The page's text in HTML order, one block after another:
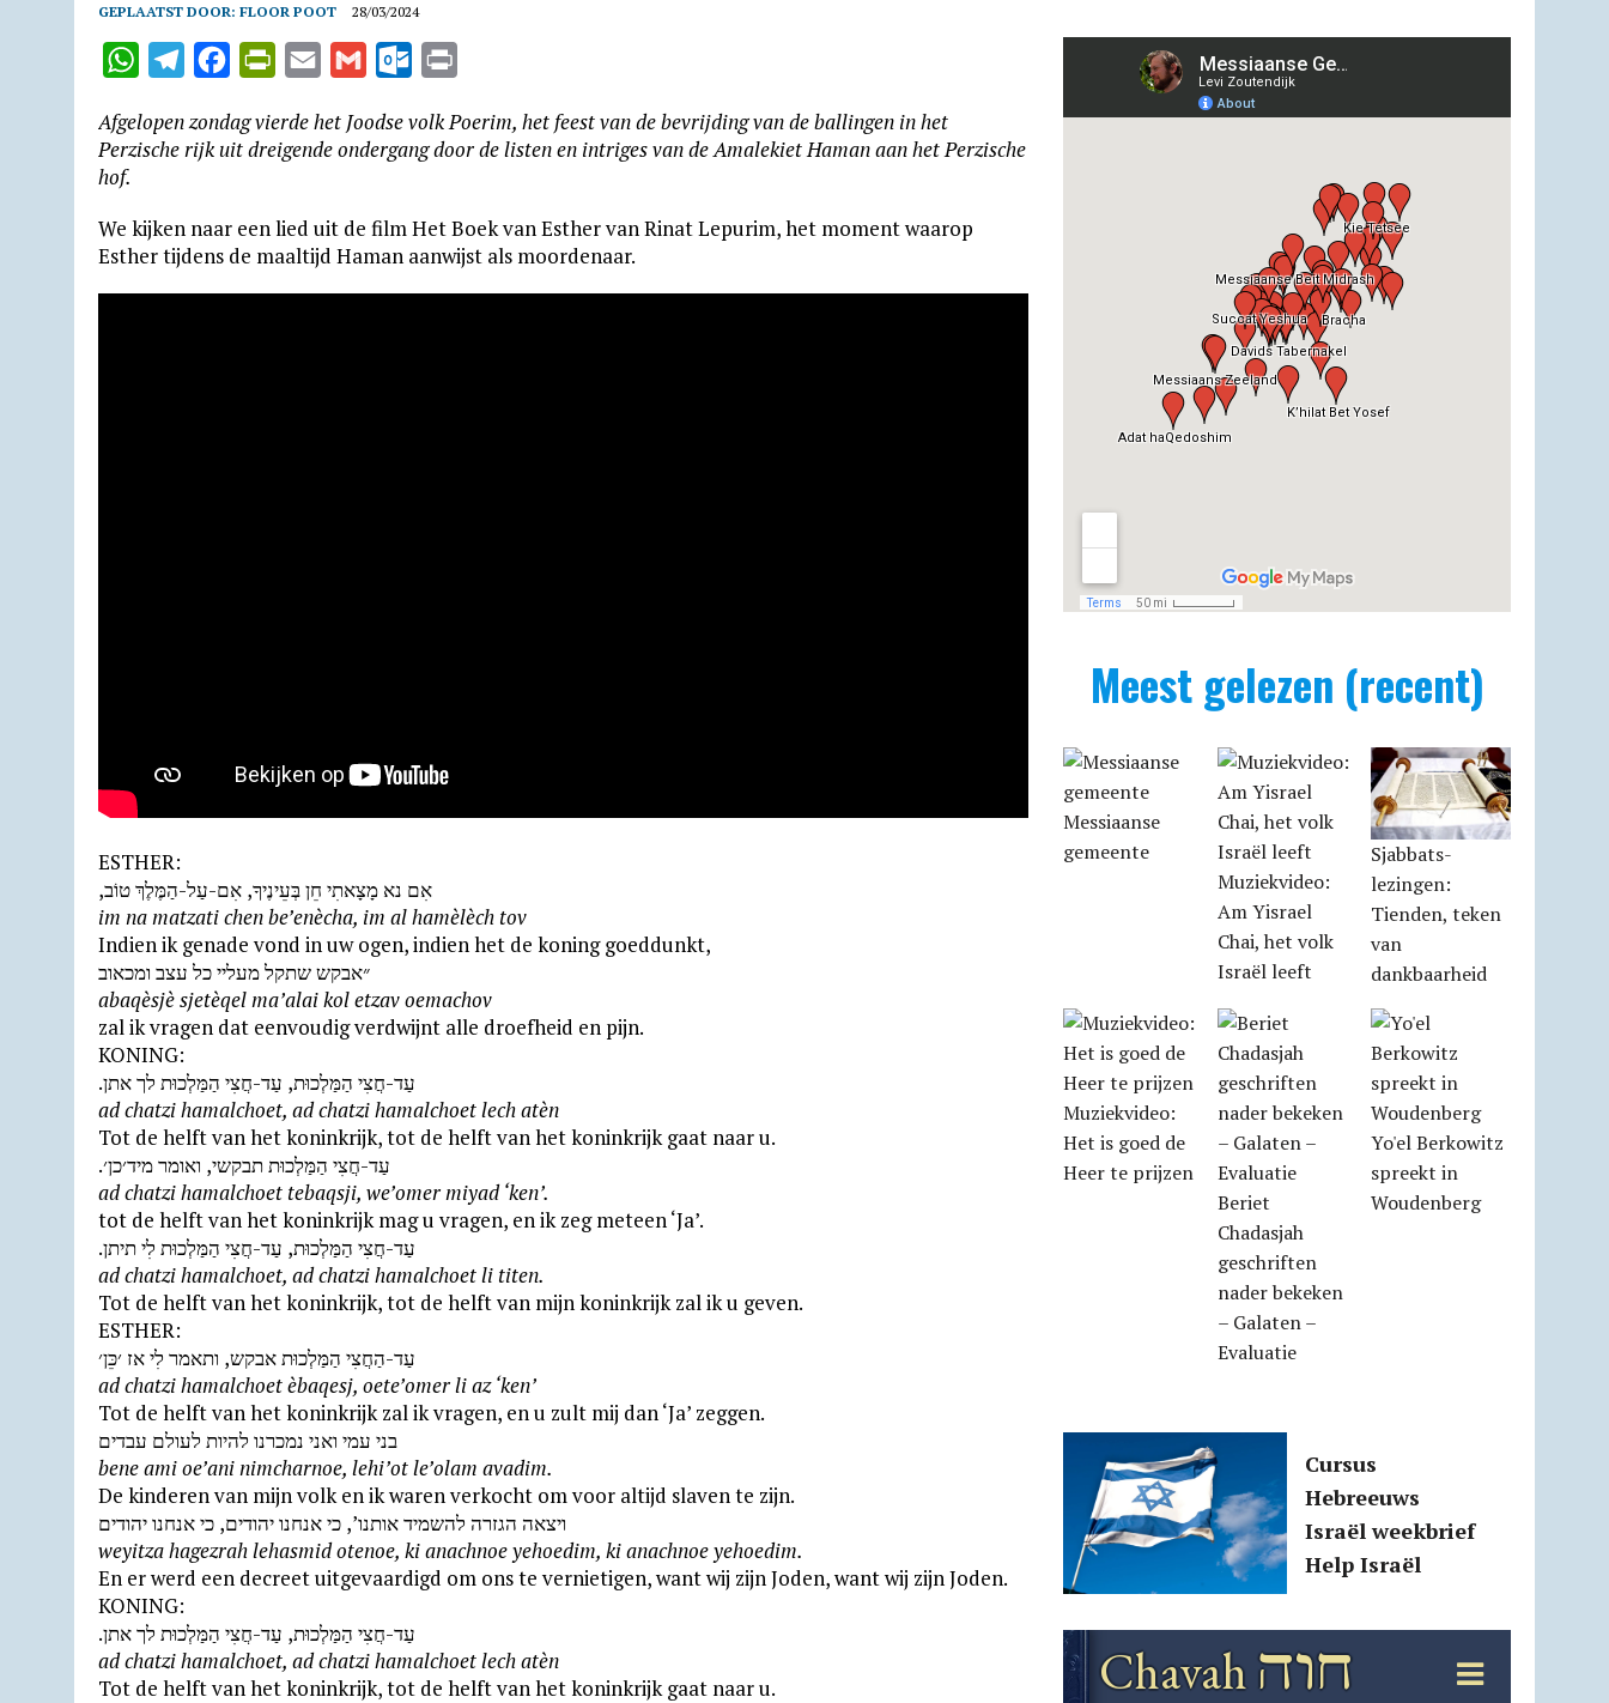
GEPLAATST DOOR: FLOOR POOT 28/03/2024
W
a
A
T
l
r
c
o
i
n
F
a
a
t
l
o
i
Afgelopen zondag vierde het Joodse volk Poerim, het feest van de bevrijding van de ballingen in het
Perzische rijk uit dreigende onder­gang door de listen en intriges van de Amalekiet Haman aan het Perzische
hof.
We kijken naar een lied uit de film Het Boek van Esther van Rinat Lepurim, het moment waarop
Esther tijdens de maaltijd Haman aanwijst als moordenaar.
ESTHER:
,אִם נא מָצָאתִי חֵן בְּעֵינֶיךָ, אִם-עַל-הַמֶּלֶךְ טוֹב
im na matzati chen be’enècha, im al hamèlèch tov
Indien ik genade vond in uw ogen, indien het de koning goeddunkt,
״אבקש שתקל מעליי כל עצב ומכאוב
abaqèsjè sjetèqel ma’alai kol etzav oemachov
zal ik vragen dat eenvoudig verdwijnt alle droefheid en pijn.
KONING:
.עַד-חֲצִי הַמַּלְכוּת, עַד-חֲצִי הַמַּלְכוּת לך אתן
ad chatzi hamalchoet, ad chatzi hamalchoet lech atèn
Tot de helft van het koninkrijk, tot de helft van het koninkrijk gaat naar u.
.עַד-חֲצִי הַמַּלְכוּת תבקשי, ואומר מיד׳כן׳
ad chatzi hamalchoet tebaqsji, we’omer miyad ‘ken’.
tot de helft van het koninkrijk mag u vragen, en ik zeg meteen ‘Ja’.
.עַד-חֲצִי הַמַּלְכוּת, עַד-חֲצִי הַמַּלְכוּת לִי תיתן
ad chatzi hamalchoet, ad chatzi hamalchoet li titen.
Tot de helft van het koninkrijk, tot de helft van mijn koninkrijk zal ik u geven.
ESTHER:
עַד-הַחֲצִי הַמַּלְכוּת אבקש, ותאמר לִי אז ׳כֵּן׳
ad chatzi hamalchoet èbaqesj, oete’omer li az ‘ken’
Tot de helft van het koninkrijk zal ik vragen, en u zult mij dan ‘Ja’ zeggen.
בני עמי ואני נמכרנו להיות לעולם עבדים
bene ami oe’ani nimcharnoe, lehi’ot le’olam avadim.
De kinderen van mijn volk en ik waren verkocht om voor altijd slaven te zijn.
ויצאה הגזרה להשמיד אותנו’, כי אנחנו יהודים, כי אנחנו יהודים
weyitza hagezrah lehasmid otenoe, ki anachnoe yehoedim, ki anachnoe yehoedim.
En er werd een decreet uitgevaardigd om ons te vernietigen, want wij zijn Joden, want wij zijn Joden.
KONING:
.עַד-חֲצִי הַמַּלְכוּת, עַד-חֲצִי הַמַּלְכוּת לך אתן
ad chatzi hamalchoet, ad chatzi hamalchoet lech atèn
Tot de helft van het koninkrijk, tot de helft van het koninkrijk gaat naar u.
Meest gelezen (recent)
Messiaanse
gemeente
Muziekvideo:
Am Yisrael
Chai, het volk
Israël leeft
Sjabbats­
lezingen:
Tienden, teken
van
dankbaarheid
Muziekvideo:
Het is goed de
Heer te prijzen
Beriet
Chadasjah
geschriften
nader bekeken
– Galaten –
Evaluatie
Yo'el Berkowitz
spreekt in
Woudenberg
Cursus
Hebreeuws
Israël weekbrief
Help Israël